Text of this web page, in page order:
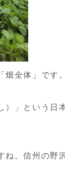
全体」です。
」という日
。信州の野